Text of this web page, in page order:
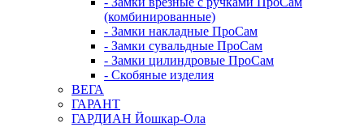
(комбинированные)
- Замки накладные ПроСам
- Замки сувальдные ПроСам
- Замки цилиндровые ПроСам
- Скобяные изделия
ВЕГА
ГАРАНТ
ГАРДИАН Йошкар-Ола